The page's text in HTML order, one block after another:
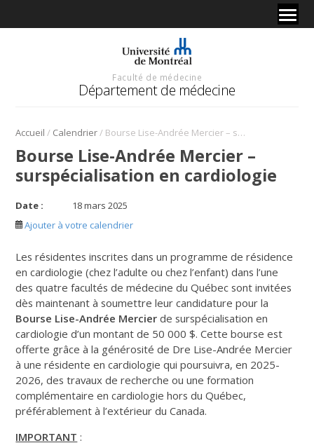
Faculté de médecine
Département de médecine
Accueil / Calendrier/ Bourse Lise-Andrée Mercier – surspécialisation en cardiologie
Bourse Lise-Andrée Mercier –
surspécialisation en cardiologie
Date :
18 mars 2025
Ajouter à votre calendrier
Les résidentes inscrites dans un programme de résidence
en cardiologie (chez l’adulte ou chez l’enfant) dans l’une
des quatre facultés de médecine du Québec sont invitées
dès maintenant à soumettre leur candidature pour la
Bourse Lise-Andrée Mercier de surspécialisation en
cardiologie d’un montant de 50 000 $. Cette bourse est
offerte grâce à la générosité de Dre Lise-Andrée Mercier
à une résidente en cardiologie qui poursuivra, en 2025-
2026, des travaux de recherche ou une formation
complémentaire en cardiologie hors du Québec,
préférablement à l’extérieur du Canada.
IMPORTANT :